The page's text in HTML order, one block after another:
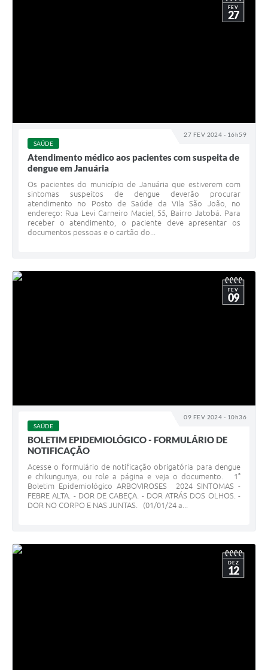
27 FEV 2024 - 16h59
FEV
27
SAÚDE
Atendimento médico aos pacientes com suspeita de
dengue em Januária
Os pacientes do município de Januária que estiverem com
sintomas suspeitos de dengue deverão procurar
atendimento no Posto de Saúde da Vila São João, no
endereço: Rua Levi Carneiro Maciel, 55, Bairro Jatobá. Para
receber o atendimento, o paciente deve apresentar os
documentos pessoas e o cartão do...
09 FEV 2024 - 10h36
FEV
09
SAÚDE
BOLETIM EPIDEMIOLÓGICO - FORMULÁRIO DE
NOTIFICAÇÃO
Acesse o formulário de notificação obrigatória para dengue
e chikungunya, ou role a página e veja o documento. 1°
Boletim Epidemiológico ARBOVIROSES 2024 SINTOMAS -
FEBRE ALTA. - DOR DE CABEÇA. - DOR ATRÁS DOS OLHOS. -
DOR NO CORPO E NAS JUNTAS. (01/01/24 a...
DEZ
12